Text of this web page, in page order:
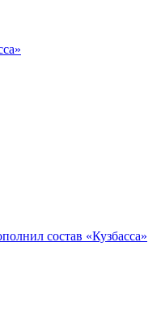
состав «Кузбасса»